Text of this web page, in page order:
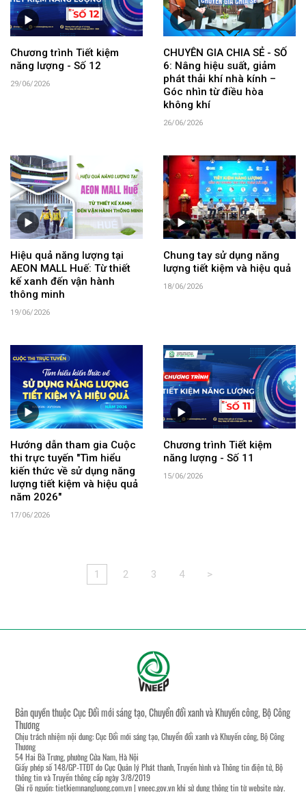
Chương trình Tiết kiệm
năng lượng - Số 12
29/06/2026
CHUYÊN GIA CHIA SẺ - SỐ
6: Nâng hiệu suất, giảm
phát thải khí nhà kính –
Góc nhìn từ điều hòa
không khí
26/06/2026
Hiệu quả năng lượng tại
AEON MALL Huế: Từ thiết
kế xanh đến vận hành
thông minh
19/06/2026
Chung tay sử dụng năng
lượng tiết kiệm và hiệu quả
18/06/2026
Hướng dẫn tham gia Cuộc
thi trực tuyến "Tìm hiểu
kiến thức về sử dụng năng
lượng tiết kiệm và hiệu quả
năm 2026"
17/06/2026
Chương trình Tiết kiệm
năng lượng - Số 11
15/06/2026
1 2 3 4 >
Bản quyền thuộc Cục Đổi mới sáng tạo, Chuyển đổi xanh và Khuyến công, Bộ Công
Thương
Chịu trách nhiệm nội dung: Cục Đổi mới sáng tạo, Chuyển đổi xanh và Khuyến công, Bộ Công
Thương
54 Hai Bà Trưng, phường Cửa Nam, Hà Nội
Giấy phép số 148/GP-TTĐT do Cục Quản lý Phát thanh, Truyền hình và Thông tin điện tử, Bộ
thông tin và Truyền thông cấp ngày 3/8/2019
Ghi rõ nguồn:tietkiemnangluong.com.vn| vneec.gov.vnkhi sử dụng thông tin từ website này.